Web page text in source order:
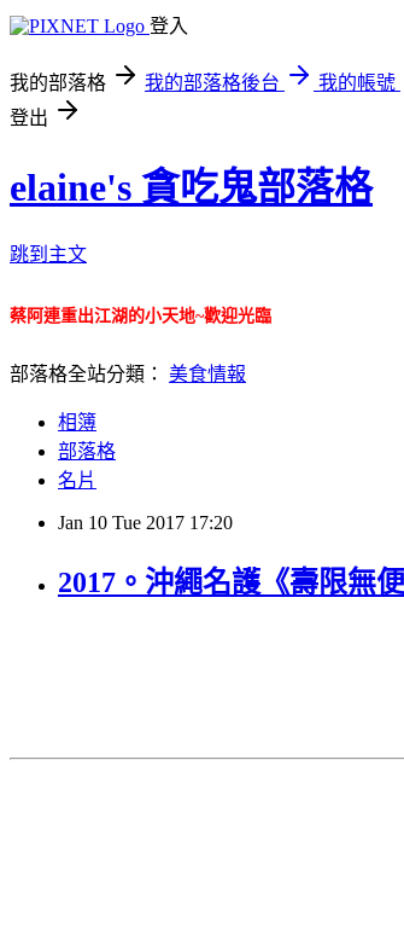
登入
我的部落格 我的部落格後台
我的帳號
登出
elaine's 貪吃鬼部落格
跳到主文
蔡阿連重出江湖的小天地~歡迎光臨
部落格全站分類： 美食情報
相簿
部落格
名片
Jan 10 Tue 2017 17:20
2017。沖繩名護《壽限無